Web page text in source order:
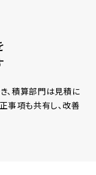
、積算部門は見積に
事項も共有し、改善